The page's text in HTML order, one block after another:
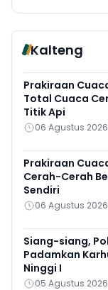
Kalteng
Prakiraan
Total Cuaca
Titik Api
06 Agustus 2026
Prakiraan
Cerah-Cerah
Sendiri
06 Agustus 2026
Siang-siang,
Padamkan
Ninggi I
05 Agustus 2026